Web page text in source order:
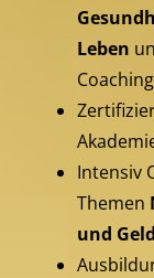
Leben
Intensiv
Themen
und